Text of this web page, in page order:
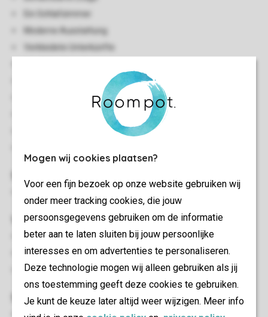
Mogen wij cookies plaatsen?
Voor een fijn bezoek op onze website gebruiken wij
onder meer tracking cookies, die jouw
persoonsgegevens gebruiken om de informatie
beter aan te laten sluiten bij jouw persoonlijke
interesses en om advertenties te personaliseren.
Deze technologie mogen wij alleen gebruiken als jij
ons toestemming geeft deze cookies te gebruiken.
Je kunt de keuze later altijd weer wijzigen. Meer info
Ein Schlafzimmer
Moderne Ausstattung
Verkleidete Unterkünfte
Auf einer Etage gelegen
Rauchen nicht gestattet
Schlafzimmer en suite mit Kingsize-Bett und Smart-TV
Wohn-/Esszimmer
Sitzecke
Essecke
Smart-TV
Sanitär
Badezimmer (vom Schlafzimmer begehbar) mit